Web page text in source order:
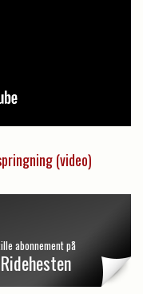
(video)
abonnement på